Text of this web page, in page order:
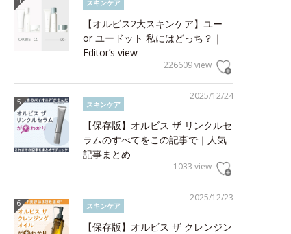
スキンケア
【オルビス2大スキンケア】ユー
or ユードット 私にはどっち？｜
Editor’s view
226609 view
2025/12/24
スキンケア
【保存版】オルビス ザ リンクルセ
ラムのすべてをこの記事で｜人気
記事まとめ
1033 view
2025/12/23
スキンケア
【保存版】オルビス ザ クレンジン